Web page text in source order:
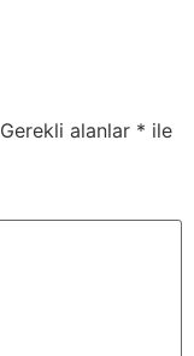
Gerekli alanlar * ile